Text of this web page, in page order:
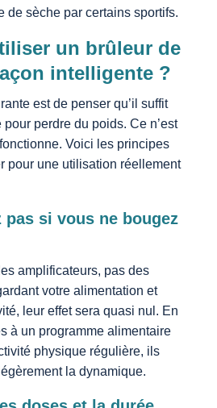
de sèche par certains sportifs.
un brûleur de
intelligente ?
est de penser qu’il suffit
perdre du poids. Ce n’est
Voici les principes
pour une utilisation réellement
pas si vous ne bougez
amplificateurs, pas des
votre alimentation et
leur effet sera quasi nul. En
à un programme alimentaire
physique régulière, ils
la dynamique.